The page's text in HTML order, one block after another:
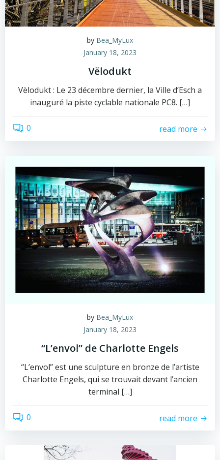
by Bea_MyLux
January 18, 2023
Vëlodukt
Vëlodukt : Le 23 décembre dernier, la Ville d’Esch a
inauguré la piste cyclable nationale PC8. […]
0 read more
by Bea_MyLux
January 18, 2023
“L’envol” de Charlotte Engels
“L’envol” est une sculpture en bronze de l’artiste
Charlotte Engels, qui se trouvait devant l’ancien
terminal […]
0 read more